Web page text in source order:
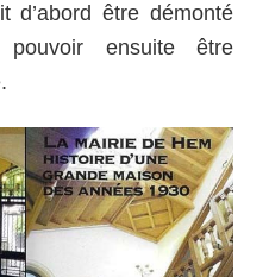
d’abord être démonté
ensuite être